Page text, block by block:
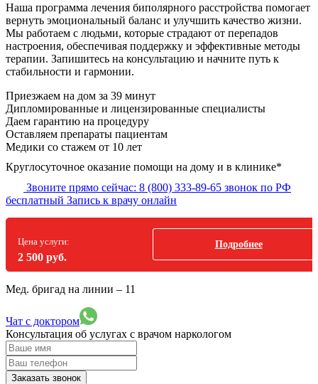
Наша программа лечения биполярного расстройства помогает
вернуть эмоциональный баланс и улучшить качество жизни.
Мы работаем с людьми, которые страдают от перепадов
настроения, обеспечивая поддержку и эффективные методы
терапии. Запишитесь на консультацию и начните путь к
стабильности и гармонии.
Приезжаем на дом за 39 минут
Дипломированные и лицензированные специалисты
Даем гарантию на процедуру
Оставляем препараты пациентам
Медики со стажем от 10 лет
Круглосуточное оказание помощи на дому и в клинике*
Звоните прямо сейчас: 8 (800) 333-89-65 звонок по РФ
бесплатный Запись к врачу онлайн
Цена услуги:
2 500 руб.
Подробнее
Мед. бригад на линии – 11
Чат с доктором
Консультация об услугах с врачом наркологом
Заказать звонок